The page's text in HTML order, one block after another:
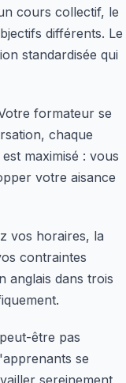
cours collectif, le
différents. Le
standardisée qui
formateur se
chaque
maximisé : vous
votre aisance
vos horaires, la
contraintes
anglais dans trois
être pas
se
sereinement